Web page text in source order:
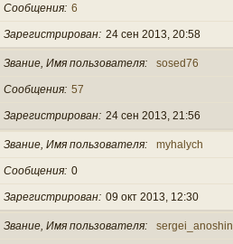
Сообщения 6
Зарегистрирован 24 сен 2013, 20:58
Звание, Имя пользователя sosed76
Сообщения 57
Зарегистрирован 24 сен 2013, 21:56
Звание, Имя пользователя myhalych
Сообщения 0
Зарегистрирован 09 окт 2013, 12:30
Звание, Имя пользователя sergei_anoshin